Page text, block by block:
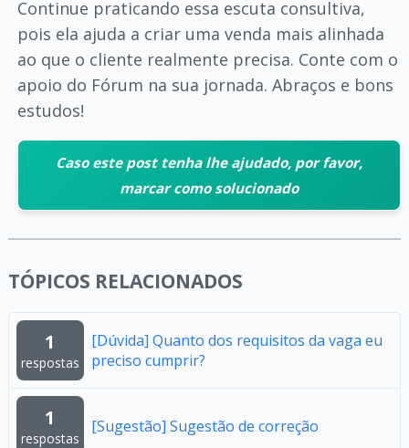
Continue praticando essa escuta consultiva,
pois ela ajuda a criar uma venda mais alinhada
ao que o cliente realmente precisa. Conte com o
apoio do Fórum na sua jornada. Abraços e bons
estudos!
Caso este post tenha lhe ajudado, por favor,
marcar como solucionado
TÓPICOS RELACIONADOS
1
respostas
[Dúvida] Quanto dos requisitos da vaga eu
preciso cumprir?
1
respostas
[Sugestão] Sugestão de correção